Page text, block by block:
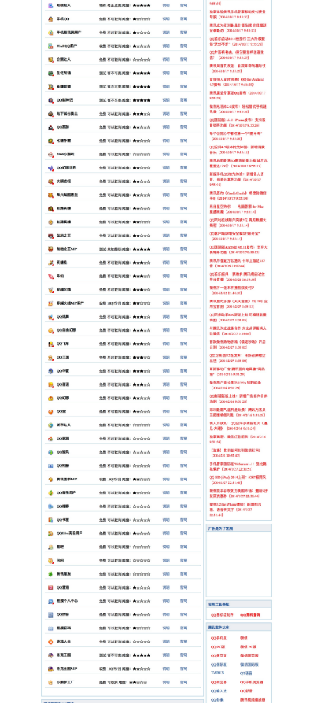
| 友情链接 | 名称、网址、LOGO、排序 |
| 域名资讯 | 仅存链接（标题/链接/平台/日期），前台每页 20 条 |
| BANNER | 图片/文字 + 跳转链接，前台 100px 轮播 |
| 网站信息 | 标题、关键词、描述、版权、工信部/公安备案号、统计代码、
| 修改密码 | 修改后台登录密码 |
- **BANNER 轮播**：高度 100px，自动切换（3.5s）
- **域名筛选器**：后缀（多选）、注册平台（多选）、价格区间、状态
- **域名信息块**：展示域名、价格（0 显示“议价”）、简介、注册平台、状
- **价格展示**：`0` 显示为「议价」，其余显示「¥数字」
- **底部**：友情链接 + 版权 + 工信部/公安备案号
## 安全提示
- 安装完成后删除 `install.php`
- 修改默认管理员密码
- 生产环境建议在 Web 服务器层对 `admin/` 增加额外访问限制（如